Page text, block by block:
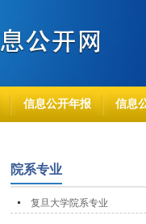
信息公开年报 信息
院系专业
复旦大学院系专业